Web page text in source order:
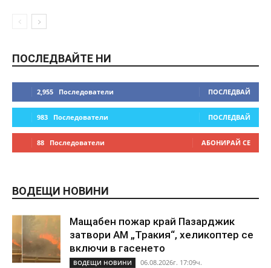
ПОСЛЕДВАЙТЕ НИ
2,955 Последователи ПОСЛЕДВАЙ
983 Последователи ПОСЛЕДВАЙ
88 Последователи АБОНИРАЙ СЕ
ВОДЕЩИ НОВИНИ
Мащабен пожар край Пазарджик
затвори АМ „Тракия“, хеликоптер се
включи в гасенето
ВОДЕЩИ НОВИНИ 06.08.2026г. 17:09ч.